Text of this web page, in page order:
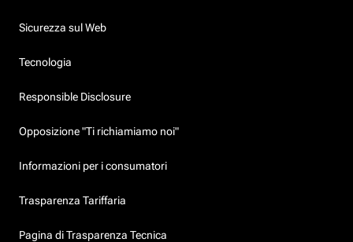
Sicurezza sul Web
Tecnologia
Responsible Disclosure
Opposizione "Ti richiamiamo noi"
Informazioni per i consumatori
Trasparenza Tariffaria
Pagina di Trasparenza Tecnica